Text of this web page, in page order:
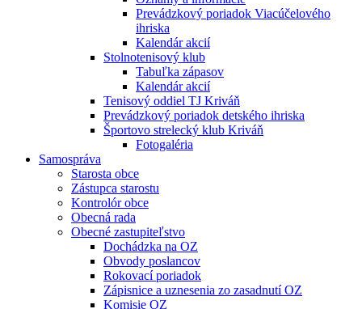
Prevádzkový poriadok Viacúčelového
ihriska
Kalendár akcií
Stolnotenisový klub
Tabuľka zápasov
Kalendár akcií
Tenisový oddiel TJ Kriváň
Prevádzkový poriadok detského ihriska
Športovo strelecký klub Kriváň
Fotogaléria
Samospráva
Starosta obce
Zástupca starostu
Kontrolór obce
Obecná rada
Obecné zastupiteľstvo
Dochádzka na OZ
Obvody poslancov
Rokovací poriadok
Zápisnice a uznesenia zo zasadnutí OZ
Komisie OZ